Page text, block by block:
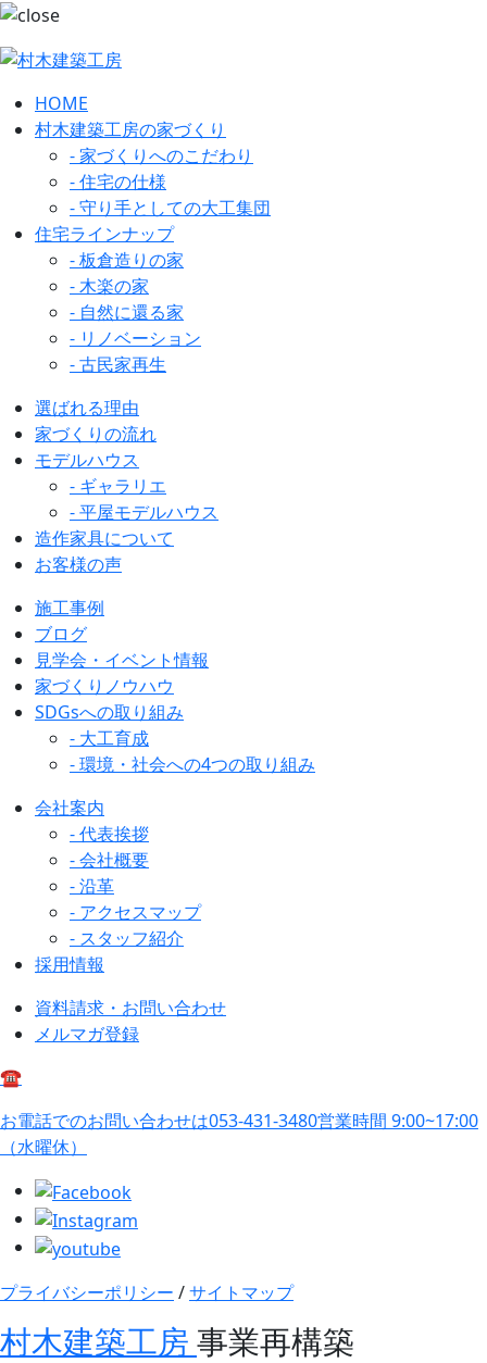
HOME
村木建築工房の家づくり
- 家づくりへのこだわり
- 住宅の仕様
- 守り手としての大工集団
住宅ラインナップ
- 板倉造りの家
- 木楽の家
- 自然に還る家
- リノベーション
- 古民家再生
選ばれる理由
家づくりの流れ
モデルハウス
- ギャラリエ
- 平屋モデルハウス
造作家具について
お客様の声
施工事例
ブログ
見学会・イベント情報
家づくりノウハウ
SDGsへの取り組み
- 大工育成
- 環境・社会への4つの取り組み
会社案内
- 代表挨拶
- 会社概要
- 沿革
- アクセスマップ
- スタッフ紹介
採用情報
資料請求・お問い合わせ
メルマガ登録
☎
お電話でのお問い合わせは053-431-3480営業時間 9:00~17:00
（水曜休）
プライバシーポリシー /サイトマップ
村木建築工房 事業再構築